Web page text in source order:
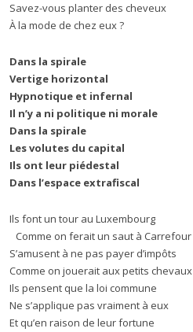
Savez-vous planter des cheveux
À la mode de chez eux ?
Dans la spirale
Vertige horizontal
Hypnotique et infernal
Il n’y a ni politique ni morale
Dans la spirale
Les volutes du capital
Ils ont leur piédestal
Dans l’espace extrafiscal
Ils font un tour au Luxembourg
Comme on ferait un saut à Carrefour
S’amusent à ne pas payer d’impôts
Comme on jouerait aux petits chevaux
Ils pensent que la loi commune
Ne s’applique pas vraiment à eux
Et qu’en raison de leur fortune